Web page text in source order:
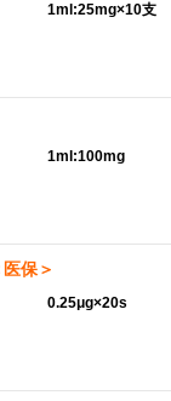
1ml:25mg×10支
1ml:100mg
保＞
0.25μg×20s